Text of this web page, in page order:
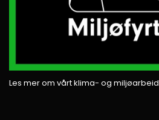
Les mer om vårt klima- og miljøarbeid